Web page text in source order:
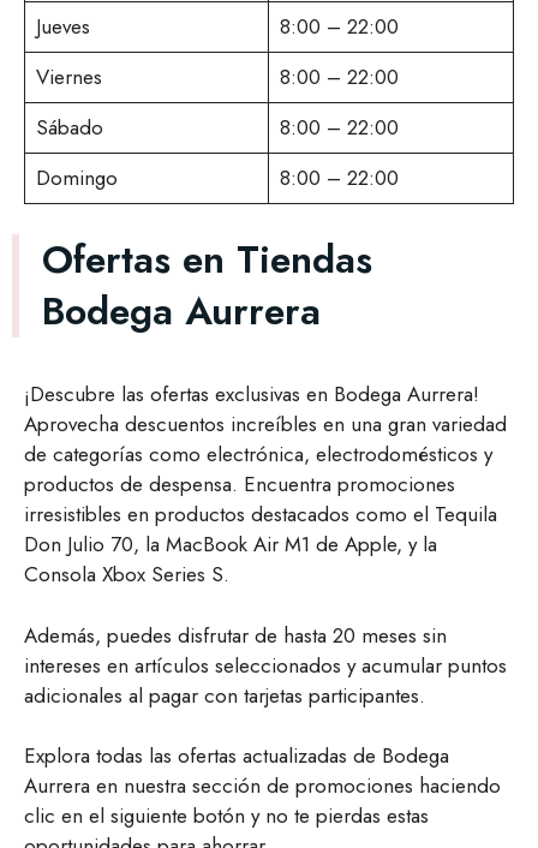
Jueves
8:00 – 22:00
Viernes
8:00 – 22:00
Sábado
8:00 – 22:00
Domingo
8:00 – 22:00
Ofertas en Tiendas
Bodega Aurrera
¡Descubre las ofertas exclusivas en Bodega Aurrera!
Aprovecha descuentos increíbles en una gran variedad
de categorías como electrónica, electrodomésticos y
productos de despensa. Encuentra promociones
irresistibles en productos destacados como el Tequila
Don Julio 70, la MacBook Air M1 de Apple, y la
Consola Xbox Series S.
Además, puedes disfrutar de hasta 20 meses sin
intereses en artículos seleccionados y acumular puntos
adicionales al pagar con tarjetas participantes.
Explora todas las ofertas actualizadas de Bodega
Aurrera en nuestra sección de promociones haciendo
clic en el siguiente botón y no te pierdas estas